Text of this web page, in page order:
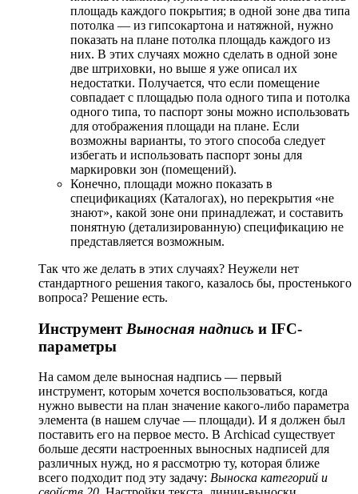
площадь каждого покрытия; в одной зоне два типа
потолка — из гипсокартона и натяжной, нужно
показать на плане потолка площадь каждого из
них. В этих случаях можно сделать в одной зоне
две штриховки, но выше я уже описал их
недостатки. Получается, что если помещение
совпадает с площадью пола одного типа и потолка
одного типа, то паспорт зоны можно использовать
для отображения площади на плане. Если
возможны варианты, то этого способа следует
избегать и использовать паспорт зоны для
маркировки зон (помещений).
Конечно, площади можно показать в
спецификациях (Каталогах), но перекрытия «не
знают», какой зоне они принадлежат, и составить
понятную (детализированную) спецификацию не
представляется возможным.
Так что же делать в этих случаях? Неужели нет
стандартного решения такого, казалось бы, простенького
вопроса? Решение есть.
Инструмент Выносная надпись и IFC-
параметры
На самом деле выносная надпись — первый
инструмент, которым хочется воспользоваться, когда
нужно вывести на план значение какого-либо параметра
элемента (в нашем случае — площади). И я должен был
поставить его на первое место. В Archicad существует
больше десяти настроенных выносных надписей для
различных нужд, но я рассмотрю ту, которая ближе
всего подходит под эту задачу: Выноска категорий и